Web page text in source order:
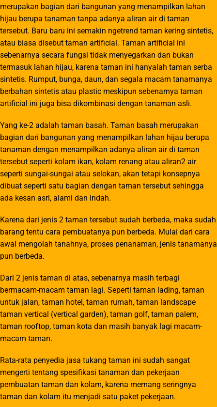
merupakan bagian dari bangunan yang menampilkan lahan
hijau berupa tanaman tanpa adanya aliran air di taman
tersebut. Baru baru ini semakin ngetrend taman kering sintetis,
atau biasa disebut taman artificial. Taman artificial ini
sebenarnya secara fungsi tidak menyegarkan dan bukan
termasuk lahan hijau, karena taman ini hanyalah taman serba
sintetis. Rumput, bunga, daun, dan segala macam tanamanya
berbahan sintetis atau plastic meskipun sebenarnya taman
artificial ini juga bisa dikombinasi dengan tanaman asli.
Yang ke-2 adalah taman basah. Taman basah merupakan
bagian dari bangunan yang menampilkan lahan hijau berupa
tanaman dengan menampilkan adanya aliran air di taman
tersebut seperti kolam ikan, kolam renang atau aliran2 air
seperti sungai-sungai atau selokan, akan tetapi konsepnya
dibuat seperti satu bagian dengan taman tersebut sehingga
ada kesan asri, alami dan indah.
Karena dari jenis 2 taman tersebut sudah berbeda, maka sudah
barang tentu cara pembuatanya pun berbeda. Mulai dari cara
awal mengolah tanahnya, proses penanaman, jenis tanamanya
pun berbeda.
Dari 2 jenis taman di atas, sebenarnya masih terbagi
bermacam-macam taman lagi. Seperti taman lading, taman
untuk jalan, taman hotel, taman rumah, taman landscape
taman vertical (vertical garden), taman golf, taman palem,
taman rooftop, taman kota dan masih banyak lagi macam-
macam taman.
Rata-rata penyedia jasa tukang taman ini sudah sangat
mengerti tentang spesifikasi tanaman dan pekerjaan
pembuatan taman dan kolam, karena memang seringnya
taman dan kolam itu menjadi satu paket pekerjaan.